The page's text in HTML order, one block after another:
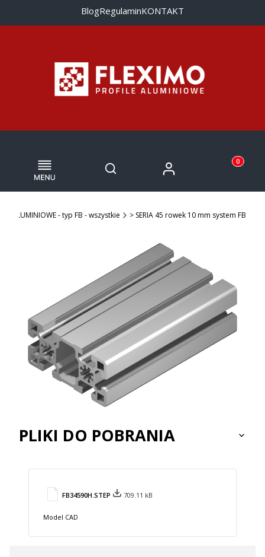
BlogRegulaminKONTAKT
Menu Otwórz wyszukiwarkę
Szukaj Zaloguj się Produkty
Koszyk
ALUMINIOWE - typ FB - wszystkie > SERIA 45 rowek 10 mm system FB
PLIKI DO POBRANIA
FB34590H.STEP 709.11 kB
Model CAD